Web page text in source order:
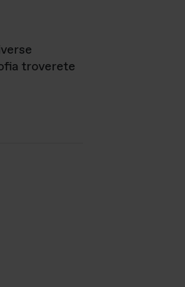
troverete